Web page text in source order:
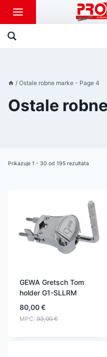
content
/ Ostale robne marke - Page 4
Ostale
Prikazuje 1 - 30 od 195 rezultata
GEWA Gretsch Tom
holder G1-SLLRM
80,00€
MPC: 93,00€